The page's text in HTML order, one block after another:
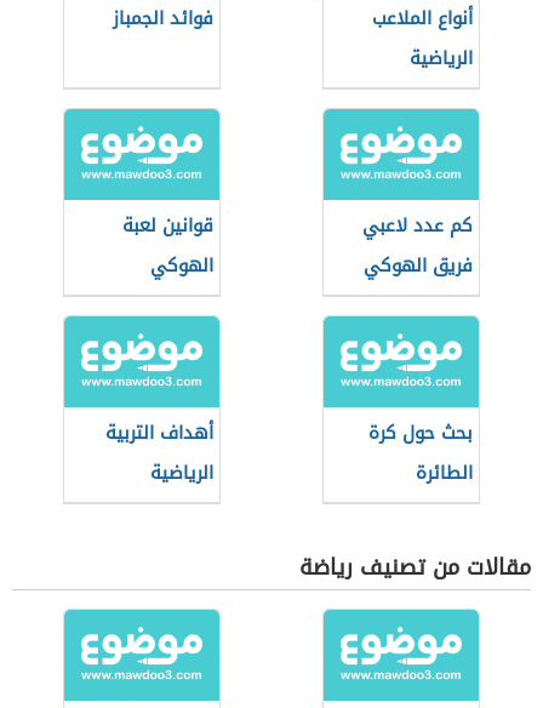
أنواع الملاعب
الرياضية
فوائد الجمباز
كم عدد لاعبي
فريق الهوكي
قوانين لعبة
الهوكي
بحث حول كرة
الطائرة
أهداف التربية
الرياضية
مقالات من تصنيف رياضة